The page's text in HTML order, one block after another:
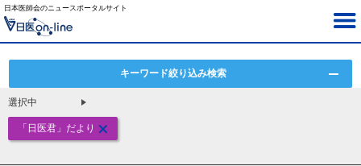
日本医師会のニュースポータルサイト
キーワード絞り込み検索
選択中
「日医君」だより